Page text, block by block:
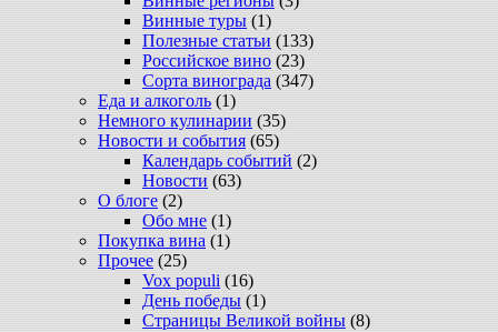
Винные туры (1)
Полезные статьи (133)
Российское вино (23)
Сорта винограда (347)
Еда и алкоголь (1)
Немного кулинарии (35)
Новости и события (65)
Календарь событий (2)
Новости (63)
О блоге (2)
Обо мне (1)
Покупка вина (1)
Прочее (25)
Vox populi (16)
День победы (1)
Страницы Великой войны (8)